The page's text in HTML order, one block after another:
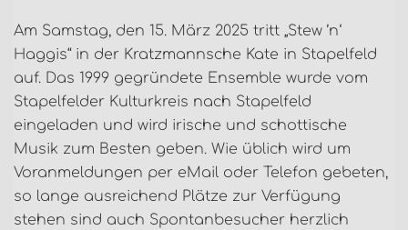
Am Samstag, den 15. März 2025 tritt „Stew ’n‘
Haggis“ in der Kratzmannsche Kate in Stapelfeld
auf. Das 1999 gegründete Ensemble wurde vom
Stapelfelder Kulturkreis nach Stapelfeld
eingeladen und wird irische und schottische
Musik zum Besten geben. Wie üblich wird um
Voranmeldungen per eMail oder Telefon gebeten,
so lange ausreichend Plätze zur Verfügung
stehen sind auch Spontanbesucher herzlich